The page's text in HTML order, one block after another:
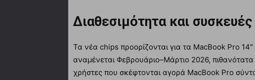
Διαθεσιμότητα και συσκευές
Τα νέα chips προορίζονται για τα MacBook Pro
αναμένεται Φεβρουάριο–Μάρτιο 2026,
χρήστες που σκέφτονται αγορά MacBook Pro